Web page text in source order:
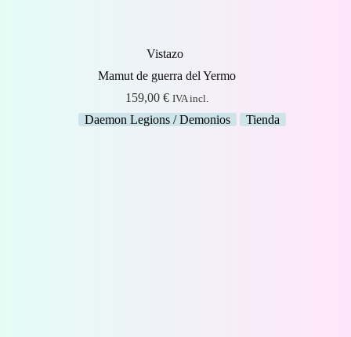
Vistazo
Mamut de guerra del Yermo
159,00 € IVA incl.
Daemon Legions / Demonios Tienda